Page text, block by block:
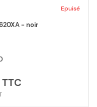
Epuisé
- noir